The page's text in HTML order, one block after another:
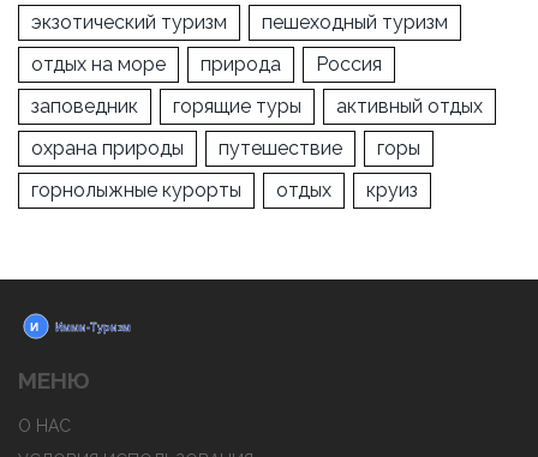
экзотический туризм
пешеходный туризм
отдых на море
природа
Россия
заповедник
горящие туры
активный отдых
охрана природы
путешествие
горы
горнолыжные курорты
отдых круиз
МЕНЮ
О НАС